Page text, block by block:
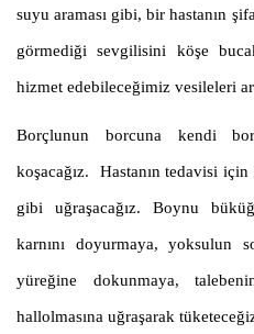
suyu araması gibi, bir hastanın
görmediği sevgilisini köşe
hizmet edebileceğimiz vesileleri
Borçlunun borcuna kendi
koşacağız. Hastanın tedavisi için
gibi uğraşacağız. Boynu
karnını doyurmaya, yoksulun
yüreğine dokunmaya,
hallolmasına uğraşarak